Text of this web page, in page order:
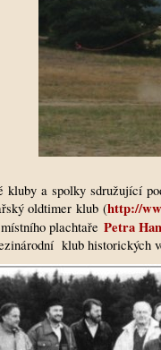
kluby a spolky sdružující
oldtimer klub (http://
plachtaře Petra
klub historických